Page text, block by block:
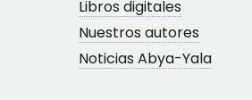
Libros digitales
Nuestros autores
Noticias Abya-Yala